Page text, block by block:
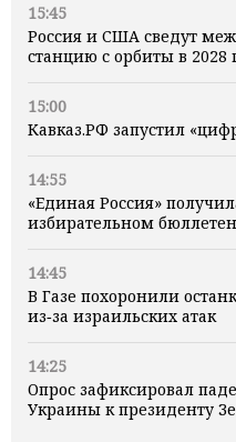
15:45
Россия и США сведут
станцию с орбиты в 2028
15:00
Кавказ.РФ запустил
14:55
«Единая Россия»
избирательном
14:45
В Газе похоронили
из‑за израильских атак
14:25
Опрос зафиксировал
Украины к президенту